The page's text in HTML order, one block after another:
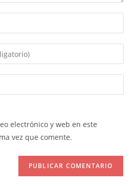
electrónico y web en este
vez que comente.